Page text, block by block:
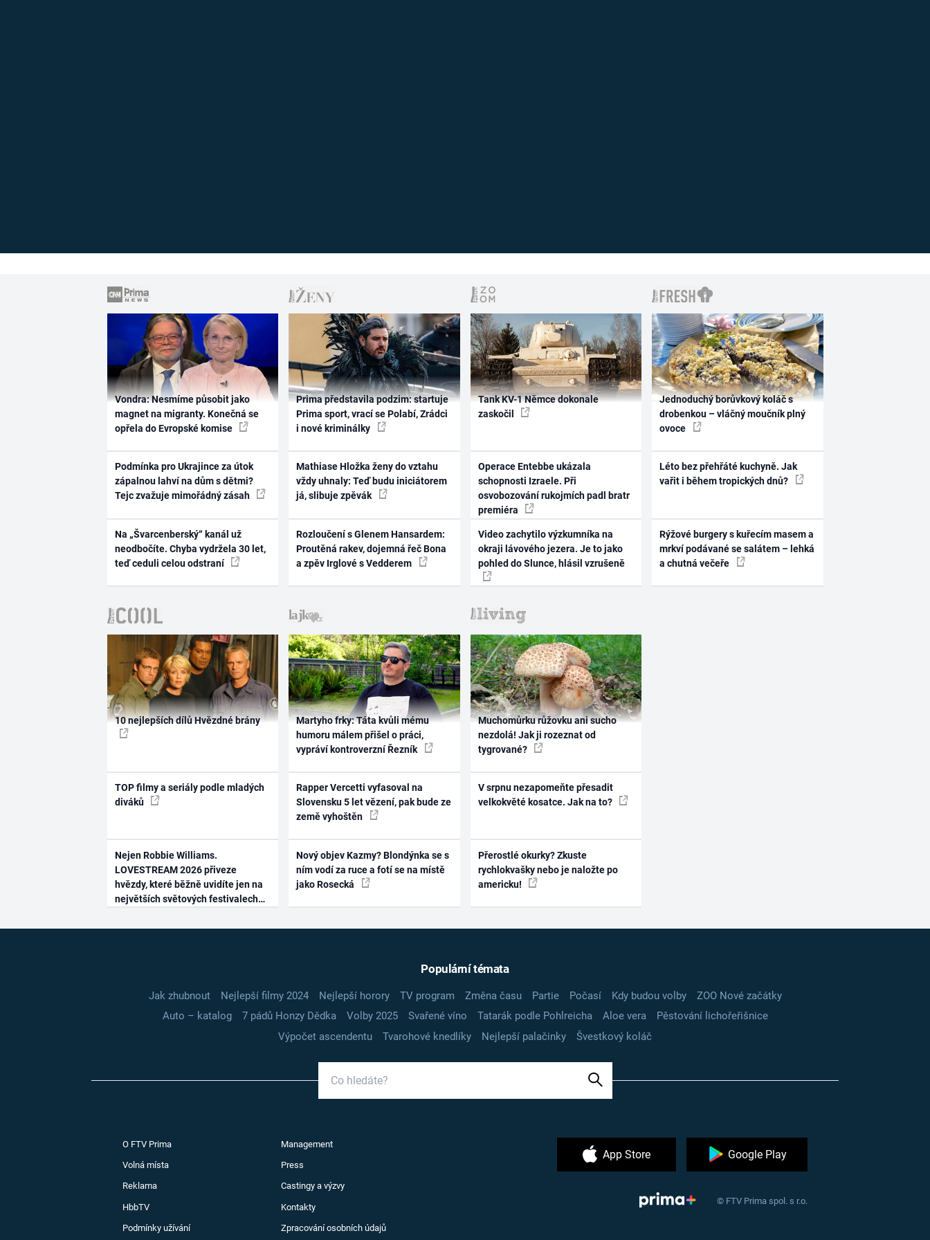
Vondra: Nesmíme působit jako
magnet na migranty. Konečná se
opřela do Evropské komise
Podmínka pro Ukrajince za útok
zápalnou lahví na dům s dětmi?
Tejc zvažuje mimořádný zásah
Na „Švarcenberský“ kanál už
neodbočíte. Chyba vydržela 30 let,
teď ceduli celou odstraní
Prima představila podzim: startuje
Prima sport, vrací se Polabí, Zrádci
i nové kriminálky
Mathiase Hložka ženy do vztahu
vždy uhnaly: Teď budu iniciátorem
já, slibuje zpěvák
Rozloučení s Glenem Hansardem:
Proutěná rakev, dojemná řeč Bona
a zpěv Irglové s Vedderem
Tank KV-1 Němce dokonale
zaskočil
Operace Entebbe ukázala
schopnosti Izraele. Při
osvobozování rukojmích padl bratr
premiéra
Video zachytilo výzkumníka na
okraji lávového jezera. Je to jako
pohled do Slunce, hlásil vzrušeně
Jednoduchý borůvkový koláč s
drobenkou – vláčný moučník plný
ovoce
Léto bez přehřáté kuchyně. Jak
vařit i během tropických dnů?
Rýžové burgery s kuřecím masem a
mrkví podávané se salátem – lehká
a chutná večeře
10 nejlepších dílů Hvězdné brány
TOP filmy a seriály podle mladých
diváků
Nejen Robbie Williams.
LOVESTREAM 2026 přiveze
hvězdy, které běžně uvidíte jen na
největších světových festivalech
Martyho frky: Táta kvůli mému
humoru málem přišel o práci,
vypráví kontroverzní Řezník
Rapper Vercetti vyfasoval na
Slovensku 5 let vězení, pak bude ze
země vyhoštěn
Nový objev Kazmy? Blondýnka se s
ním vodí za ruce a fotí se na místě
jako Rosecká
Muchomůrku růžovku ani sucho
nezdolá! Jak ji rozeznat od
tygrované?
V srpnu nezapomeňte přesadit
velkokvěté kosatce. Jak na to?
Přerostlé okurky? Zkuste
rychlokvašky nebo je naložte po
americku!
Populární témata
Jak zhubnout Nejlepší filmy 2024 Nejlepší horory TV program Změna času Partie Počasí Kdy budou volby
ZOO Nové začátky
Auto – katalog
7 pádů Honzy Dědka Volby 2025 Svařené víno Tatarák podle Pohlreicha Aloe vera
Pěstování lichořeřišnice
Výpočet ascendentu
Tvarohové knedlíky Nejlepší palačinky Švestkový koláč
O FTV Prima Management
Volná místa Press
Reklama Castingy a výzvy
HbbTV Kontakty
Podmínky užívání Zpracování osobních údajů
App Store Google Play
© FTV Prima spol. s r.o.